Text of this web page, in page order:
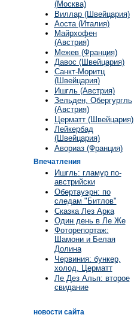
(Москва)
Виллар (Швейцария)
Аоста (Италия)
Майрхофен
(Австрия)
Межев (Франция)
Давос (Швейцария)
Cанкт-Моритц
(Швейцария)
Ишгль (Австрия)
Зельден, Обергургль
(Австрия)
Церматт (Швейцария)
Лейкербад
(Швейцария)
Авориаз (Франция)
Впечатления
Ишгль: гламур по-
австрийски
Обертауэрн: по
следам "Битлов"
Сказка Лез Арка
Один день в Ле Же
Фоторепортаж:
Шамони и Белая
Долина
Червиния: бункер,
холод, Церматт
Ле Дез Альп: второе
свидание
новости сайта